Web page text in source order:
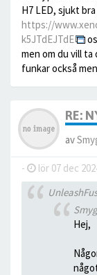
H7 LED, sjukt
https://
k5JTdEJTdE
men om du vill ta
funkar också
RE:
av
- lör 07 dec
Hej,